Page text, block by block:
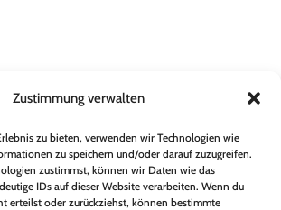
Zustimmung verwalten
zu bieten, verwenden wir Technologien wie
zu speichern und/oder darauf zuzugreifen.
zustimmst, können wir Daten wie das
IDs auf dieser Website verarbeiten. Wenn du
erteilst oder zurückziehst, können bestimmte